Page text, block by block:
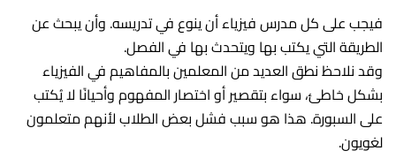
فيجب على كل مدرس فيزياء أن ينوع في تدريسه. وأن يبحث عن
الطريقة التي يكتب بها ويتحدث بها في الفصل.
وقد نلاحظ نطق العديد من المعلمين بالمفاهيم في الفيزياء
بشكل خاطئ، سواء بتقصير أو اختصار المفهوم وأحيانًا لا يُكتب
على السبورة. هذا هو سبب فشل بعض الطلاب لأنهم متعلمون
لغويون.